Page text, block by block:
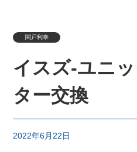
関戸利幸
イスズ-ユニ
ター交換
2022年6月22日